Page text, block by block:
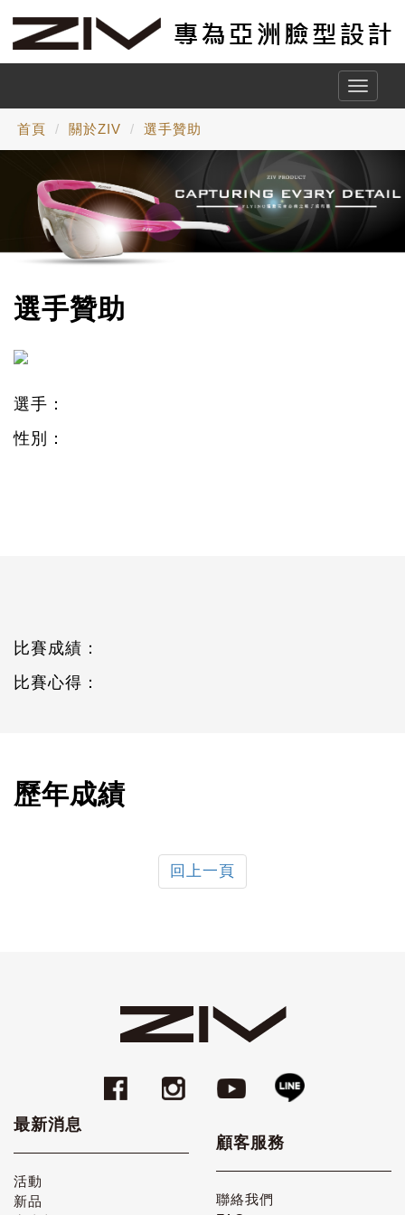
Toggle
首頁 關於ZIV 選手贊助
選手贊助
選手：
性別：
比賽成績：
比賽心得：
歷年成績
回上一頁
最新消息
活動
新品
顧客服務
聯絡我們